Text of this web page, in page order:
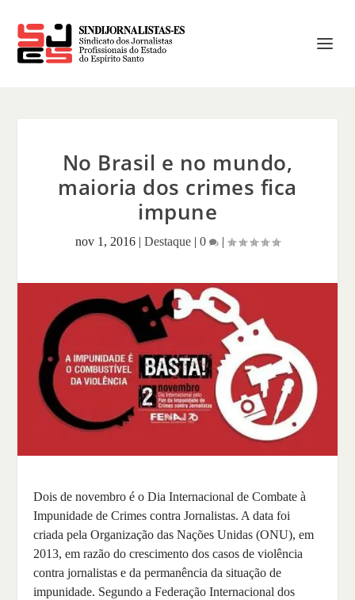
No Brasil e no mundo,
maioria dos crimes fica
impune
nov 1, 2016 | Destaque | 0 |
Dois de novembro é o Dia Internacional de Combate à
Impunidade de Crimes contra Jornalistas. A data foi
criada pela Organização das Nações Unidas (ONU), em
2013, em razão do crescimento dos casos de violência
contra jornalistas e da permanência da situação de
impunidade. Segundo a Federação Internacional dos